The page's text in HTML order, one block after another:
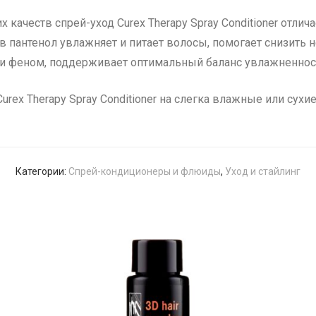
спрей-уход Curex Therapy Spray Conditioner
пантенол увлажняет и питает волосы, помогает снизить
феном, поддерживает оптимальный баланс
Therapy Spray Conditioner на слегка влажные или
Категории: Спрей-кондиционеры и флюиды, Уход и стайлинг